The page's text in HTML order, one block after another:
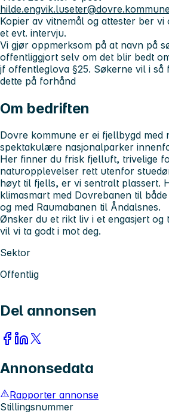
Kopier av vitnemål og attester ber vi
et evt. intervju.
Vi gjør oppmerksom på at navn på
offentliggjort selv om det blir bedt
jf offentleglova §25. Søkerne vil i
dette på forhånd
Om bedriften
Dovre kommune er ei fjellbygd med
spektakulære nasjonalparker
Her finner du frisk fjelluft, trivelige
naturopplevelser rett utenfor
høyt til fjells, er vi sentralt plassert.
klimasmart med Dovrebanen til
og med Raumabanen til Åndalsnes.
Ønsker du et rikt liv i et engasjert og
vil vi ta godt i mot deg.
Sektor
Offentlig
Del annonsen
Annonsedata
Rapporter annonse
Stillingsnummer